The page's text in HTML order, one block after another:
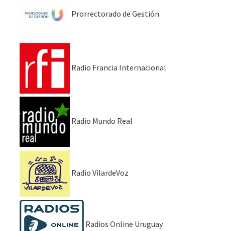
Prorrectorado de Gestión
Radio Francia Internacional
Radio Mundo Real
Radio VilardeVoz
Radios Online Uruguay